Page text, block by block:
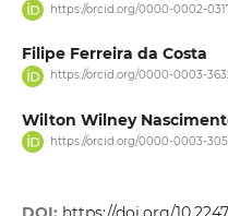
https://orcid.org/0000-0002-
Filipe Ferreira da Costa
https://orcid.org/0000-0003-
Wilton Wilney
https://orcid.org/0000-0003-